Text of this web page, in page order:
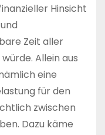
Hinsicht
Zeit aller
Allein aus
eine
für den
zwischen
Dazu käme